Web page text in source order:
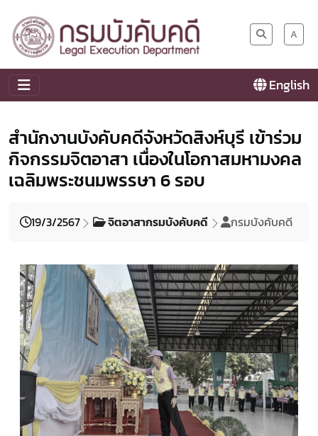
A
English
สำนักงานบังคับคดีจังหวัดสิงห์บุรี เข้าร่วม
กิจกรรมจิตอาสา เนื่องในโอกาสมหามงคล
เฉลิมพระชนมพรรษา 6 รอบ
19/3/2567 จิตอาสากรมบังคับคดี กรมบังคับคดี